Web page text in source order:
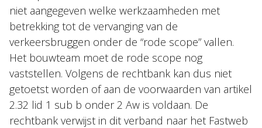
niet aangegeven welke werkzaamheden met
betrekking tot de vervanging van de
verkeersbruggen onder de “rode scope” vallen.
Het bouwteam moet de rode scope nog
vaststellen. Volgens de rechtbank kan dus niet
getoetst worden of aan de voorwaarden van artikel
2.32 lid 1 sub b onder 2 Aw is voldaan. De
rechtbank verwijst in dit verband naar het Fastweb